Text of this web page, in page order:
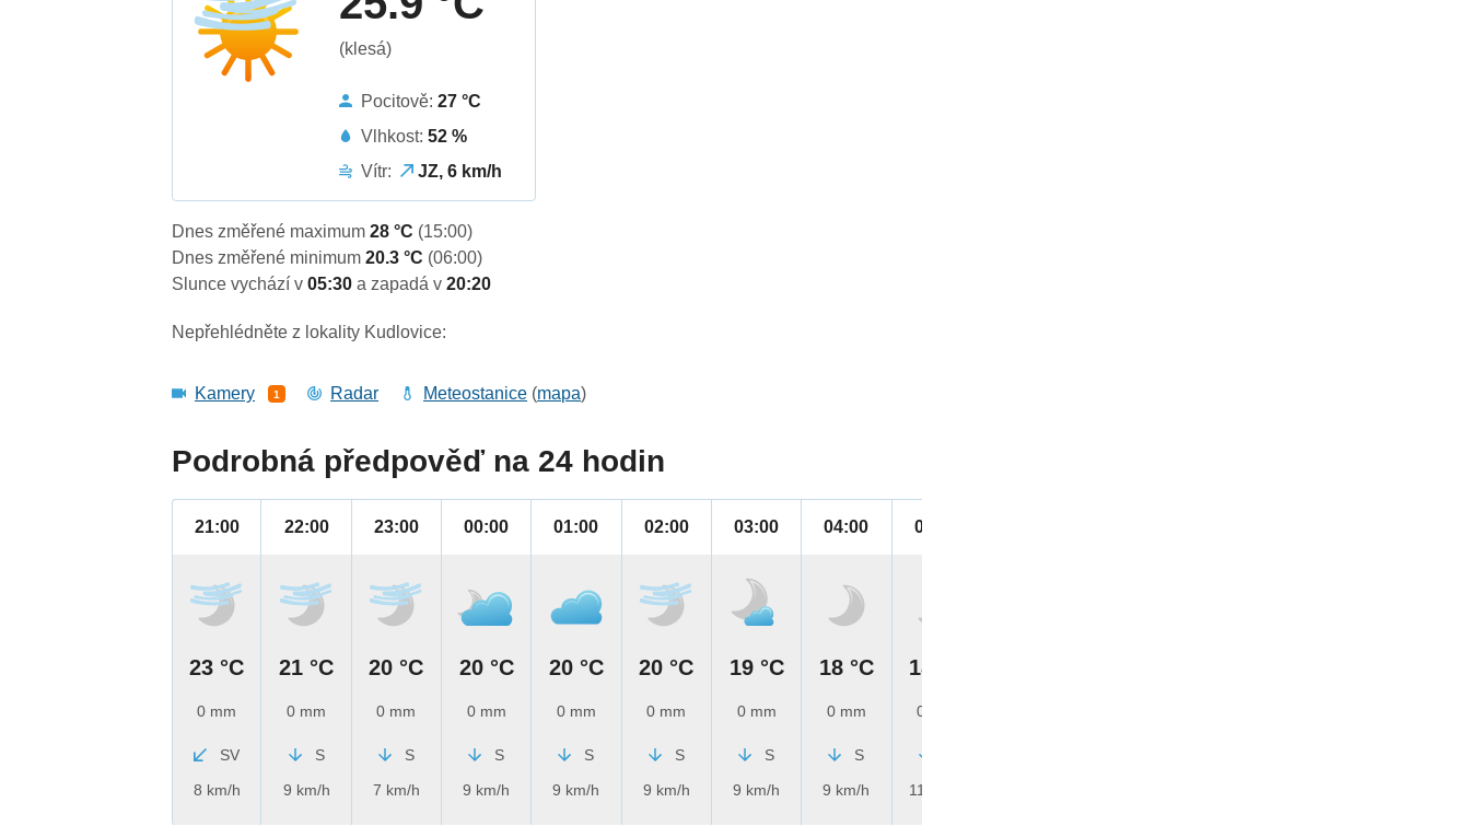
(klesá)
Pocitově:27 °C
Vlhkost:52 %
Vítr:
JZ, 6 km/h
Dnes změřené maximum28 °C (15:00)
Dnes změřené minimum20.3 °C (06:00)
Slunce vychází v05:30a zapadá v20:20
Nepřehlédněte z lokality Kudlovice:
Kamery 1 Radar Meteostanice (mapa)
Podrobná předpověď na 24 hodin
21:00
23 °C
0 mm
SV
8 km/h
22:00
21 °C
0 mm
S
9 km/h
23:00
20 °C
0 mm
S
7 km/h
00:00
20 °C
0 mm
S
9 km/h
01:00
20 °C
0 mm
S
9 km/h
02:00
20 °C
0 mm
S
9 km/h
03:00
19 °C
0 mm
S
9 km/h
04:00
18 °C
0 mm
S
9 km/h
05:00
18 °C
0 mm
11 km/h